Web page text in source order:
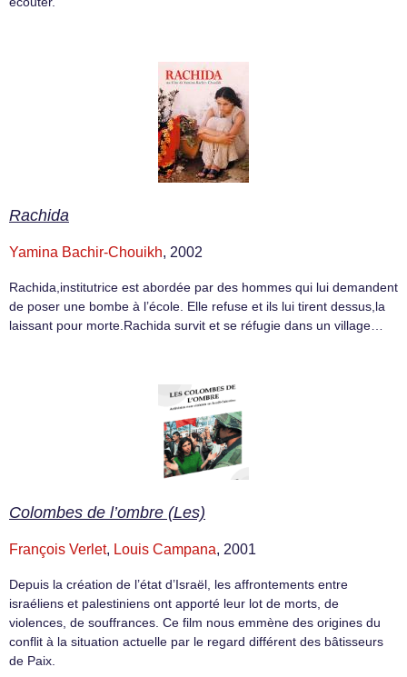
Rachida
Yamina Bachir-Chouikh, 2002
Rachida,institutrice est abordée par des hommes qui lui demandent
de poser une bombe à l’école. Elle refuse et ils lui tirent dessus,la
laissant pour morte.Rachida survit et se réfugie dans un village…
Colombes de l’ombre (Les)
François Verlet, Louis Campana, 2001
Depuis la création de l’état d’Israël, les affrontements entre
israéliens et palestiniens ont apporté leur lot de morts, de
violences, de souffrances. Ce film nous emmène des origines du
conflit à la situation actuelle par le regard différent des bâtisseurs
de Paix.